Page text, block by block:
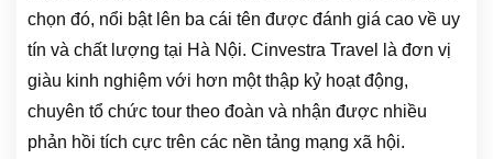
chọn đó, nổi bật lên ba cái tên được đánh giá cao về uy
tín và chất lượng tại Hà Nội. Cinvestra Travel là đơn vị
giàu kinh nghiệm với hơn một thập kỷ hoạt động,
chuyên tổ chức tour theo đoàn và nhận được nhiều
phản hồi tích cực trên các nền tảng mạng xã hội.